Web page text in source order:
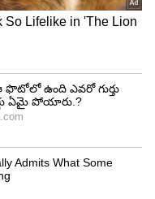
తెలిసిందే. వీరి కాంబోలో